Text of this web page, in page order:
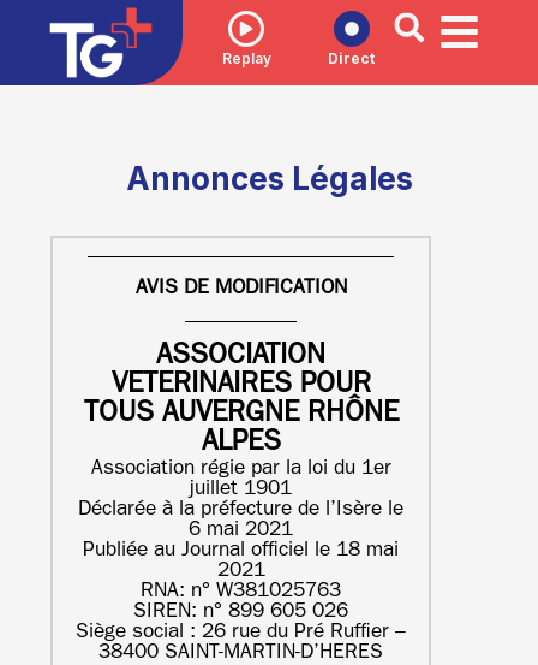
Replay Direct
Annonces Légales
AVIS DE MODIFICATION
ASSOCIATION
VETERINAIRES POUR
TOUS AUVERGNE RHÔNE
ALPES
Association régie par la loi du 1er
juillet 1901
Déclarée à la préfecture de l’Isère le
6 mai 2021
Publiée au Journal officiel le 18 mai
2021
RNA: n° W381025763
SIREN: n° 899 605 026
Siège social : 26 rue du Pré Ruffier –
38400 SAINT-MARTIN-D’HERES